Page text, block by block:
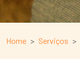
Home Serviços